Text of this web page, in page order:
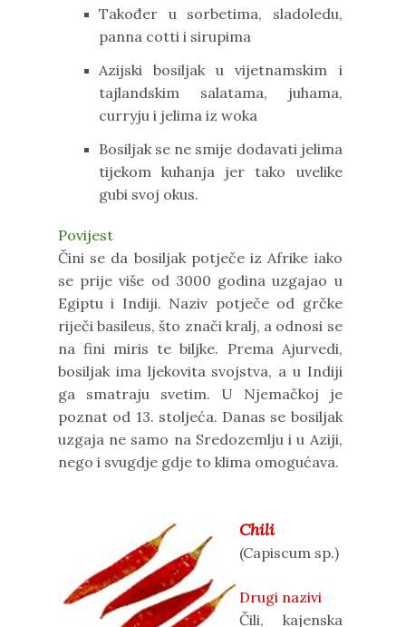
Također u sorbetima, sladoledu,
panna cotti i sirupima
Azijski bosiljak u vijetnamskim i
tajlandskim salatama, juhama,
curryju i jelima iz woka
Bosiljak se ne smije dodavati jelima
tijekom kuhanja jer tako uvelike
gubi svoj okus.
Povijest
Čini se da bosiljak potječe iz Afrike iako
se prije više od 3000 godina uzgajao u
Egiptu i Indiji. Naziv potječe od grčke
riječi basileus, što znači kralj, a odnosi se
na fini miris te biljke. Prema Ajurvedi,
bosiljak ima ljekovita svojstva, a u Indiji
ga smatraju svetim. U Njemačkoj je
poznat od 13. stoljeća. Danas se bosiljak
uzgaja ne samo na Sredozemlju i u Aziji,
nego i svugdje gdje to klima omogućava.
Chili
(Capiscum sp.)
Drugi nazivi
Čili, kajenska